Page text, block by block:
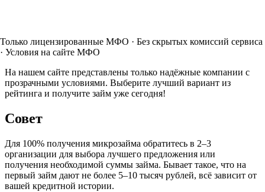
Только лицензированные МФО · Без скрытых комиссий сервиса
· Условия на сайте МФО
На нашем сайте представлены только надёжные компании с
прозрачными условиями. Выберите лучший вариант из
рейтинга и получите займ уже сегодня!
Совет
Для 100% получения микрозайма обратитесь в 2–3
организации для выбора лучшего предложения или
получения необходимой суммы займа. Бывает такое, что на
первый займ дают не более 5–10 тысяч рублей, всё зависит от
вашей кредитной истории.